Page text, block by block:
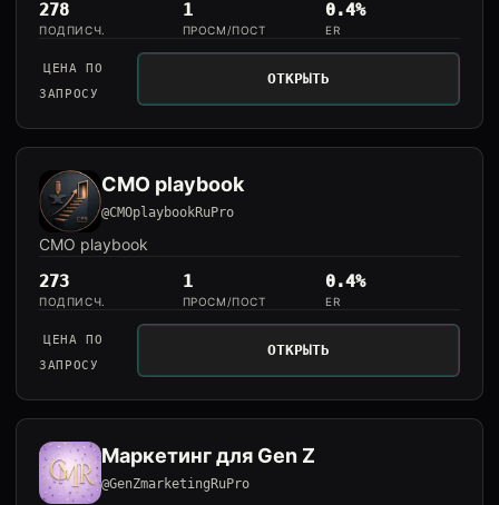
278
ПОДПИСЧ.
1
ПРОСМ/ПОСТ
0.4%
ER
ЦЕНА ПО
ЗАПРОСУ
ОТКРЫТЬ
CMO playbook
@CMOplaybookRuPro
CMO playbook
273
ПОДПИСЧ.
1
ПРОСМ/ПОСТ
0.4%
ER
ЦЕНА ПО
ЗАПРОСУ
ОТКРЫТЬ
Маркетинг для Gen Z
@GenZmarketingRuPro